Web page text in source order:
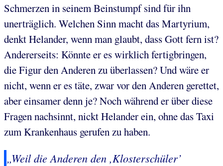
Schmerzen in seinem Beinstumpf sind für ihn
unerträglich. Welchen Sinn macht das Martyrium,
denkt Helander, wenn man glaubt, dass Gott fern ist?
Andererseits: Könnte er es wirklich fertigbringen,
die Figur den Anderen zu überlassen? Und wäre er
nicht, wenn er es täte, zwar vor den Anderen gerettet,
aber einsamer denn je? Noch während er über diese
Fragen nachsinnt, nickt Helander ein, ohne das Taxi
zum Krankenhaus gerufen zu haben.
„Weil die Anderen den ,Klosterschüler’